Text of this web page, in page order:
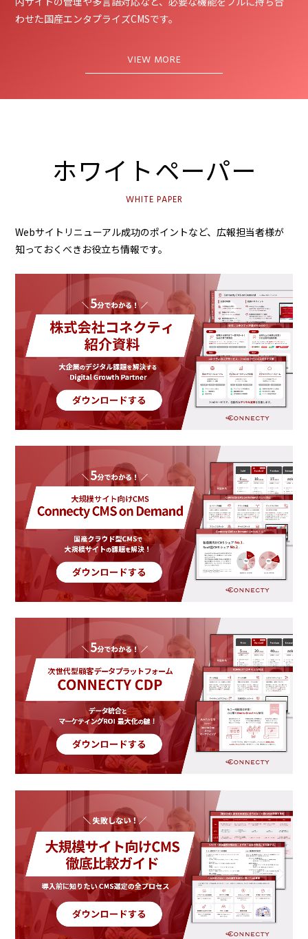
わせた国産エンタプライズCMSです。
VIEW MORE
ホワイトペーパー
WHITE PAPER
Webサイトリニューアル成功のポイントなど、広報担当者様が
知っておくべきお役立ち情報です。